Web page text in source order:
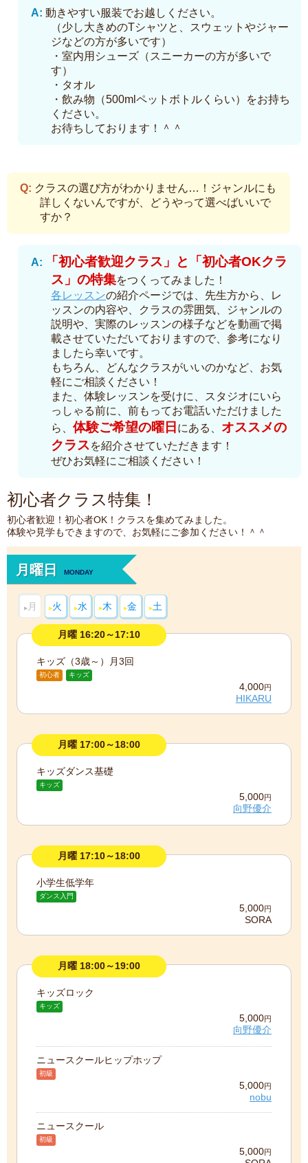
動きやすい服装でお越しください。
（少し大きめのTシャツと、スウェットやジャー
ジなどの方が多いです）
・室内用シューズ（スニーカーの方が多いで
す）
・タオル
・飲み物（500mlペットボトルくらい）をお持ち
ください。
お待ちしております！＾＾
クラスの選び方がわかりません…！ジャンルにも
詳しくないんですが、どうやって選べばいいで
すか？
「初心者歓迎クラス」と「初心者OKクラ
ス」の特集をつくってみました！
各レッスンの紹介ページでは、先生方から、レ
ッスンの内容や、クラスの雰囲気、ジャンルの
説明や、実際のレッスンの様子などを動画で掲
載させていただいておりますので、参考になり
ましたら幸いです。
もちろん、どんなクラスがいいのかなど、お気
軽にご相談ください！
また、体験レッスンを受けに、スタジオにいら
っしゃる前に、前もってお電話いただけました
ら、 体験ご希望の曜日 にある、 オススメの
クラスを紹介させていただきます！
ぜひお気軽にご相談ください！
初心者クラス特集！
初心者歓迎！初心者OK！クラスを集めてみました。
体験や見学もできますので、お気軽にご参加ください！＾＾
月曜日 MONDAY
月 火 水 木 金 土
月曜 16:20～17:10
キッズ（3歳～）月3回
初心者 キッズ
4,000円
HIKARU
月曜 17:00～18:00
キッズダンス基礎
キッズ
5,000円
向野優介
月曜 17:10～18:00
小学生低学年
ダンス入門
5,000円
SORA
月曜 18:00～19:00
キッズロック
キッズ
5,000円
向野優介
ニュースクールヒップホップ
初級
5,000円
nobu
ニュースクール
初級
5,000円